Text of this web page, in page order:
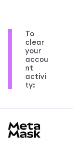
To
clear
your
accou
nt
activi
ty: